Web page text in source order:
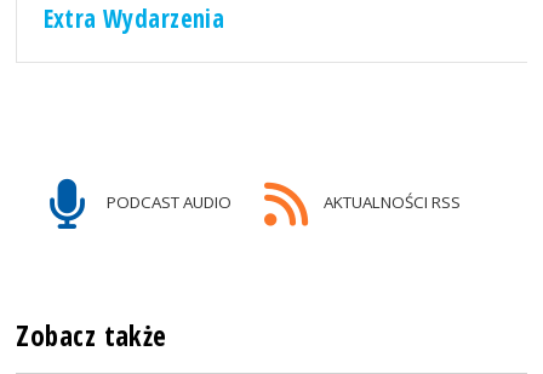
Extra Wydarzenia
PODCAST AUDIO AKTUALNOŚCI RSS
Zobacz także